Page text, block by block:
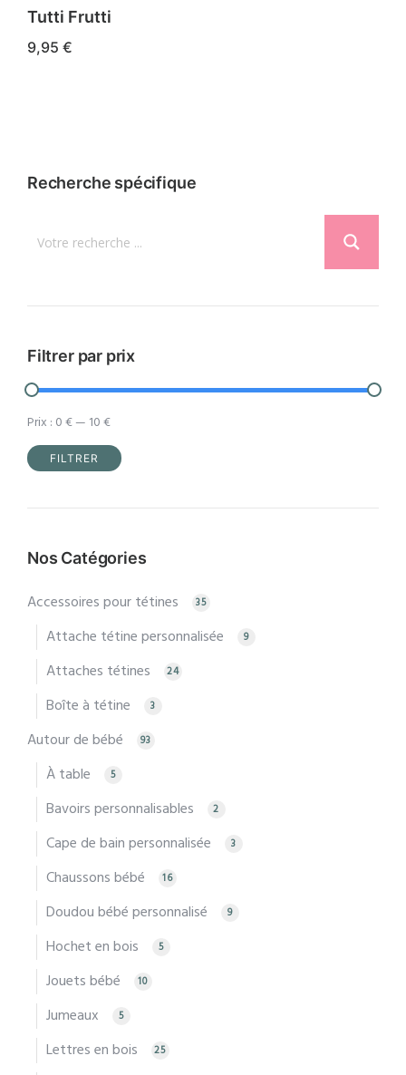
Tutti Frutti
9,95 €
Recherche spécifique
Filtrer par prix
min
max
FILTRER
Prix : 0 €— 10 €
Nos Catégories
Accessoires pour tétines 35
Attache tétine personnalisée 9
Attaches tétines 24
Boîte à tétine 3
Autour de bébé 93
À table 5
Bavoirs personnalisables 2
Cape de bain personnalisée 3
Chaussons bébé 16
Doudou bébé personnalisé 9
Hochet en bois 5
Jouets bébé 10
Jumeaux 5
Lettres en bois 25